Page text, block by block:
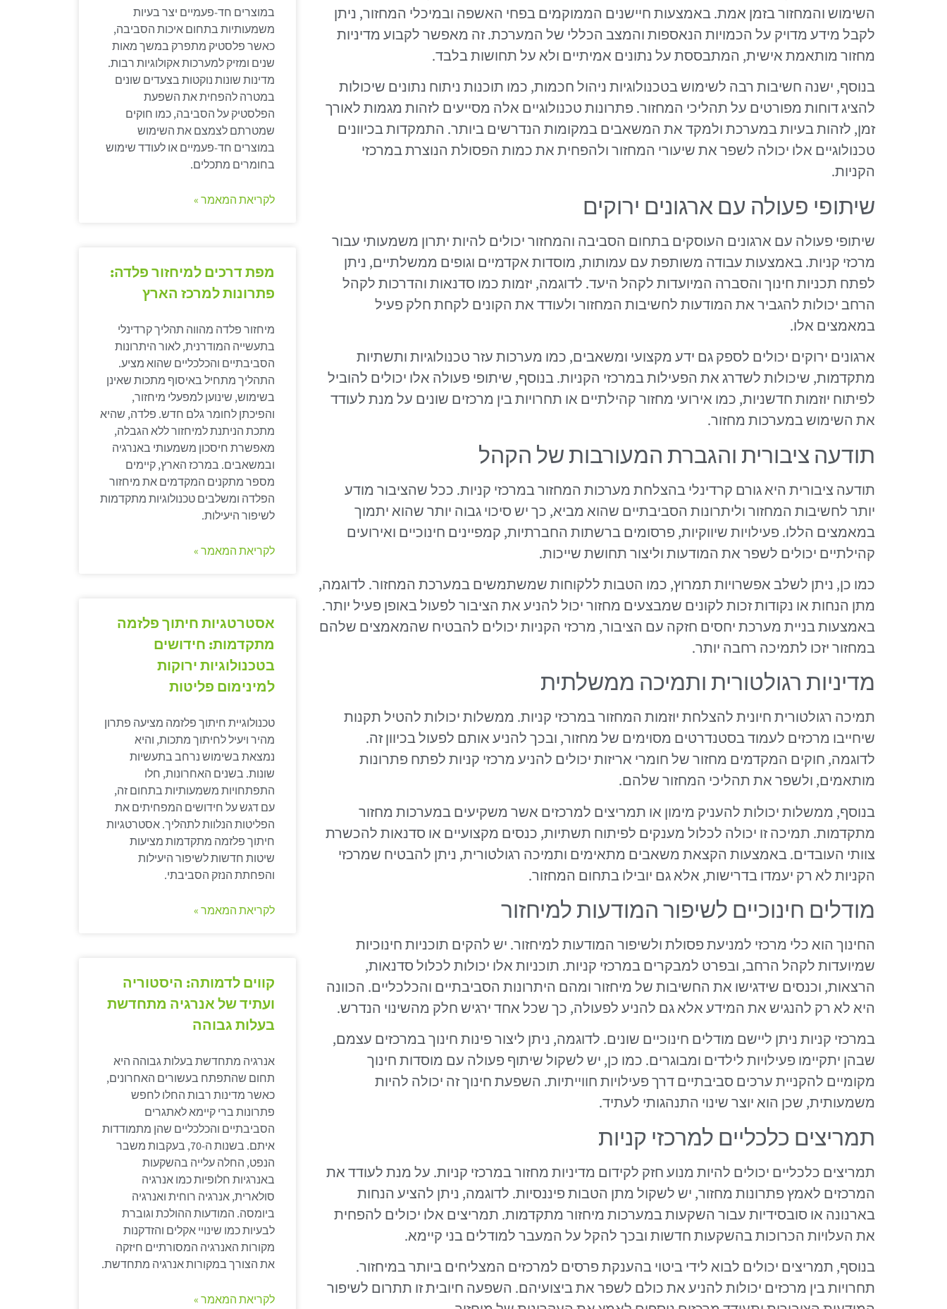
השימוש והמחזור בזמן אמת. באמצעות חיישנים הממוקמים בפחי האשפה ובמיכלי המחזור, ניתן
לקבל מידע מדויק על הכמויות הנאספות והמצב הכללי של המערכת. זה מאפשר לקבוע מדיניות
מחזור מותאמת אישית, המתבססת על נתונים אמיתיים ולא על תחושות בלבד.
בנוסף, ישנה חשיבות רבה לשימוש בטכנולוגיות ניהול חכמות, כמו תוכנות ניתוח נתונים שיכולות
להציג דוחות מפורטים על תהליכי המחזור. פתרונות טכנולוגיים אלה מסייעים לזהות מגמות לאורך
זמן, לזהות בעיות במערכת ולמקד את המשאבים במקומות הנדרשים ביותר. התמקדות בכיוונים
טכנולוגיים אלו יכולה לשפר את שיעורי המחזור ולהפחית את כמות הפסולת הנוצרת במרכזי
הקניות.
שיתופי פעולה עם ארגונים ירוקים
שיתופי פעולה עם ארגונים העוסקים בתחום הסביבה והמחזור יכולים להיות יתרון משמעותי עבור
מרכזי קניות. באמצעות עבודה משותפת עם עמותות, מוסדות אקדמיים וגופים ממשלתיים, ניתן
לפתח תכניות חינוך והסברה המיועדות לקהל היעד. לדוגמה, יזמות כמו סדנאות והדרכות לקהל
הרחב יכולות להגביר את המודעות לחשיבות המחזור ולעודד את הקונים לקחת חלק פעיל
במאמצים אלו.
ארגונים ירוקים יכולים לספק גם ידע מקצועי ומשאבים, כמו מערכות עזר טכנולוגיות ותשתיות
מתקדמות, שיכולות לשדרג את הפעילות במרכזי הקניות. בנוסף, שיתופי פעולה אלו יכולים להוביל
לפיתוח יוזמות חדשניות, כמו אירועי מחזור קהילתיים או תחרויות בין מרכזים שונים על מנת לעודד
את השימוש במערכות מחזור.
תודעה ציבורית והגברת המעורבות של הקהל
תודעה ציבורית היא גורם קרדינלי בהצלחת מערכות המחזור במרכזי קניות. ככל שהציבור מודע
יותר לחשיבות המחזור וליתרונות הסביבתיים שהוא מביא, כך יש סיכוי גבוה יותר שהוא יתמוך
במאמצים הללו. פעילויות שיווקיות, פרסומים ברשתות החברתיות, קמפיינים חינוכיים ואירועים
קהילתיים יכולים לשפר את המודעות וליצור תחושת שייכות.
כמו כן, ניתן לשלב אפשרויות תמרוץ, כמו הטבות ללקוחות שמשתמשים במערכת המחזור. לדוגמה,
מתן הנחות או נקודות זכות לקונים שמבצעים מחזור יכול להניע את הציבור לפעול באופן פעיל יותר.
באמצעות בניית מערכת יחסים חזקה עם הציבור, מרכזי הקניות יכולים להבטיח שהמאמצים שלהם
במחזור יזכו לתמיכה רחבה יותר.
מדיניות רגולטורית ותמיכה ממשלתית
תמיכה רגולטורית חיונית להצלחת יוזמות המחזור במרכזי קניות. ממשלות יכולות להטיל תקנות
שיחייבו מרכזים לעמוד בסטנדרטים מסוימים של מחזור, ובכך להניע אותם לפעול בכיוון זה.
לדוגמה, חוקים המקדמים מחזור של חומרי אריזות יכולים להניע מרכזי קניות לפתח פתרונות
מותאמים, ולשפר את תהליכי המחזור שלהם.
בנוסף, ממשלות יכולות להעניק מימון או תמריצים למרכזים אשר משקיעים במערכות מחזור
מתקדמות. תמיכה זו יכולה לכלול מענקים לפיתוח תשתיות, כנסים מקצועיים או סדנאות להכשרת
צוותי העובדים. באמצעות הקצאת משאבים מתאימים ותמיכה רגולטורית, ניתן להבטיח שמרכזי
הקניות לא רק יעמדו בדרישות, אלא גם יובילו בתחום המחזור.
מודלים חינוכיים לשיפור המודעות למיחזור
החינוך הוא כלי מרכזי למניעת פסולת ולשיפור המודעות למיחזור. יש להקים תוכניות חינוכיות
שמיועדות לקהל הרחב, ובפרט למבקרים במרכזי קניות. תוכניות אלו יכולות לכלול סדנאות,
הרצאות, וכנסים שידגישו את החשיבות של מיחזור ומהם היתרונות הסביבתיים והכלכליים. הכוונה
היא לא רק להנגיש את המידע אלא גם להניע לפעולה, כך שכל אחד ירגיש חלק מהשינוי הנדרש.
במרכזי קניות ניתן ליישם מודלים חינוכיים שונים. לדוגמה, ניתן ליצור פינות חינוך במרכזים עצמם,
שבהן יתקיימו פעילויות לילדים ומבוגרים. כמו כן, יש לשקול שיתוף פעולה עם מוסדות חינוך
מקומיים להקניית ערכים סביבתיים דרך פעילויות חווייתיות. השפעת חינוך זה יכולה להיות
משמעותית, שכן הוא יוצר שינוי התנהגותי לעתיד.
תמריצים כלכליים למרכזי קניות
תמריצים כלכליים יכולים להיות מנוע חזק לקידום מדיניות מחזור במרכזי קניות. על מנת לעודד את
המרכזים לאמץ פתרונות מחזור, יש לשקול מתן הטבות פיננסיות. לדוגמה, ניתן להציע הנחות
בארנונה או סובסידיות עבור השקעות במערכות מיחזור מתקדמות. תמריצים אלו יכולים להפחית
את העלויות הכרוכות בהשקעות חדשות ובכך להקל על המעבר למודלים בני קיימא.
בנוסף, תמריצים יכולים לבוא לידי ביטוי בהענקת פרסים למרכזים המצליחים ביותר במיחזור.
תחרויות בין מרכזים יכולות להניע את כולם לשפר את ביצועיהם. השפעה חיובית זו תתרום לשיפור
במוצרים חד-פעמיים יצר בעיות
משמעותיות בתחום איכות הסביבה,
כאשר פלסטיק מתפרק במשך מאות
שנים ומזיק למערכות אקולוגיות רבות.
מדינות שונות נוקטות בצעדים שונים
במטרה להפחית את השפעת
הפלסטיק על הסביבה, כמו חוקים
שמטרתם לצמצם את השימוש
במוצרים חד-פעמיים או לעודד שימוש
בחומרים מתכלים.
לקריאת המאמר »
מפת דרכים למיחזור פלדה:
פתרונות למרכז הארץ
מיחזור פלדה מהווה תהליך קרדינלי
בתעשייה המודרנית, לאור היתרונות
הסביבתיים והכלכליים שהוא מציע.
התהליך מתחיל באיסוף מתכות שאינן
בשימוש, שינוען למפעלי מיחזור,
והפיכתן לחומר גלם חדש. פלדה, שהיא
מתכת הניתנת למיחזור ללא הגבלה,
מאפשרת חיסכון משמעותי באנרגיה
ובמשאבים. במרכז הארץ, קיימים
מספר מתקנים המקדמים את מיחזור
הפלדה ומשלבים טכנולוגיות מתקדמות
לשיפור היעילות.
לקריאת המאמר »
אסטרטגיות חיתוך פלזמה
מתקדמות: חידושים
בטכנולוגיות ירוקות
למינימום פליטות
טכנולוגיית חיתוך פלזמה מציעה פתרון
מהיר ויעיל לחיתוך מתכות, והיא
נמצאת בשימוש נרחב בתעשיות
שונות. בשנים האחרונות, חלו
התפתחויות משמעותיות בתחום זה,
עם דגש על חידושים המפחיתים את
הפליטות הנלוות לתהליך. אסטרטגיות
חיתוך פלזמה מתקדמות מציעות
שיטות חדשות לשיפור היעילות
והפחתת הנזק הסביבתי.
לקריאת המאמר »
קווים לדמותה: היסטוריה
ועתיד של אנרגיה מתחדשת
בעלות גבוהה
אנרגיה מתחדשת בעלות גבוהה היא
תחום שהתפתח בעשורים האחרונים,
כאשר מדינות רבות החלו לחפש
פתרונות ברי קיימא לאתגרים
הסביבתיים והכלכליים שהן מתמודדות
איתם. בשנות ה-70, בעקבות משבר
הנפט, החלה עלייה בהשקעות
באנרגיות חלופיות כמו אנרגיה
סולארית, אנרגיה רוחית ואנרגיה
ביומסה. המודעות ההולכת וגוברת
לבעיות כמו שינויי אקלים והזדקנות
מקורות האנרגיה המסורתיים חיזקה
את הצורך במקורות אנרגיה מתחדשת.
לקריאת המאמר »